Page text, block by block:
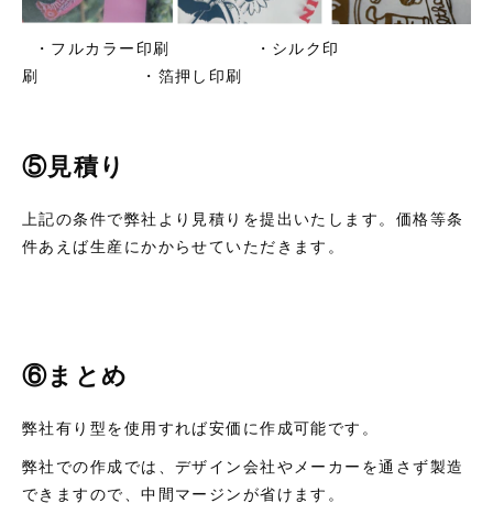
・フルカラー印刷 ・シルク印
刷 ・箔押し印刷
⑤見積り
上記の条件で弊社より見積りを提出いたします。価格等条
件あえば生産にかからせていただきます。
⑥まとめ
弊社有り型を使用すれば安価に作成可能です。
弊社での作成では、デザイン会社やメーカーを通さず製造
できますので、中間マージンが省けます。